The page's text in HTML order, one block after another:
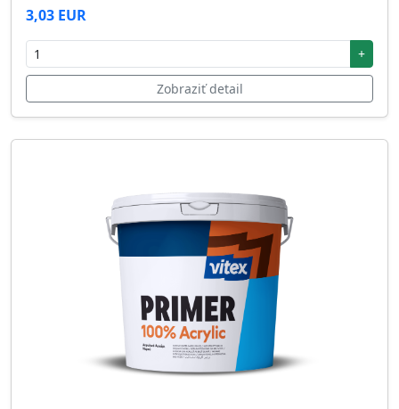
3,03 EUR
+
Zobraziť detail